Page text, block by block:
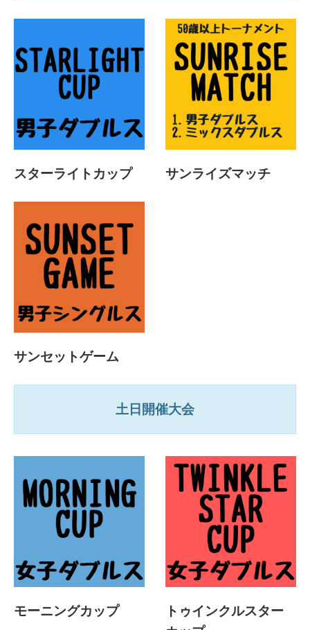
スターライトカップ サンライズマッチ
サンセットゲーム
土日開催大会
モーニングカップ
トゥインクルスター